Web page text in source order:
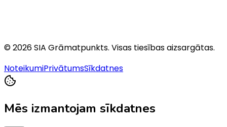
©2026SIA Grāmatpunkts. Visas tiesības aizsargātas.
NoteikumiPrivātumsSīkdatnes
Mēs izmantojam sīkdatnes